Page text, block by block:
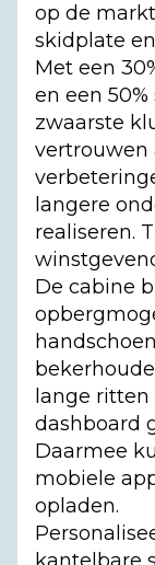
op de
skidplate
Met een
en een
zwaarste
vertrouwen
langere
realiseren.
De cabine
lange
dashboard
Daarmee
mobiele
opladen.